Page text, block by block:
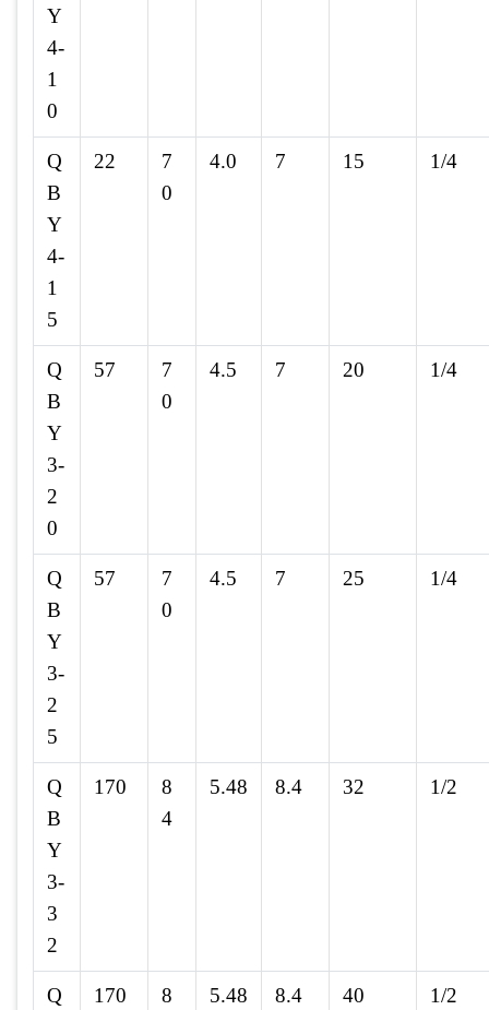
Y
4-
1
0
Q
B
Y
4-
1
5
22
7
0
4.0 7 15 1/4
Q
B
Y
3-
2
0
57
7
0
4.5 7 20 1/4
Q
B
Y
3-
2
5
57
7
0
4.5 7 25 1/4
Q
B
Y
3-
3
2
170
8
4
5.48 8.4 32 1/2
Q
170
8
5.48 8.4 40 1/2